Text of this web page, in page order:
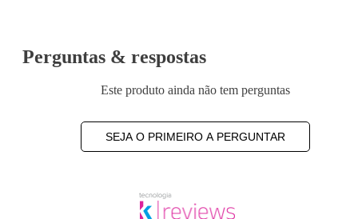
Perguntas & respostas
Este produto ainda não tem perguntas
SEJA O PRIMEIRO A PERGUNTAR